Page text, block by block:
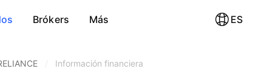
Brókers Más ES
Información financiera